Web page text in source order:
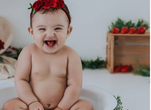
539 8